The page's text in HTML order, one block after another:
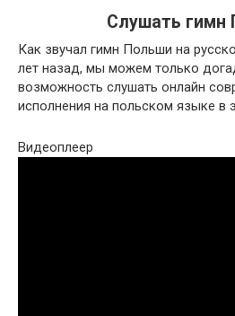
Слушать гимн
Как звучал гимн Польши на
лет назад, мы можем только
возможность слушать онлайн
исполнения на польском языке в
Видеоплеер